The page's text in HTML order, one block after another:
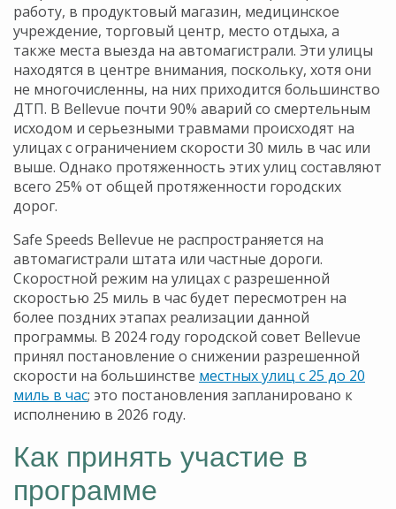
работу, в продуктовый магазин, медицинское
учреждение, торговый центр, место отдыха, а
также места выезда на автомагистрали. Эти улицы
находятся в центре внимания, поскольку, хотя они
не многочисленны, на них приходится большинство
ДТП. В Bellevue почти 90% аварий со смертельным
исходом и серьезными травмами происходят на
улицах с ограничением скорости 30 миль в час или
выше. Однако протяженность этих улиц составляют
всего 25% от общей протяженности городских
дорог.
Safe Speeds Bellevue не распространяется на
автомагистрали штата или частные дороги.
Скоростной режим на улицах с разрешенной
скоростью 25 миль в час будет пересмотрен на
более поздних этапах реализации данной
программы. В 2024 году городской совет Bellevue
принял постановление о снижении разрешенной
скорости на большинстве местных улиц с 25 до 20
миль в час; это постановления запланировано к
исполнению в 2026 году.
Как принять участие в
программе